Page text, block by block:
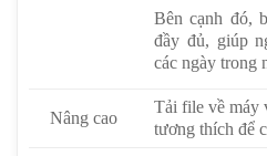
Bên cạnh đó,
đầy đủ, giúp
các ngày trong
Nâng cao
Tải file về máy
tương thích để